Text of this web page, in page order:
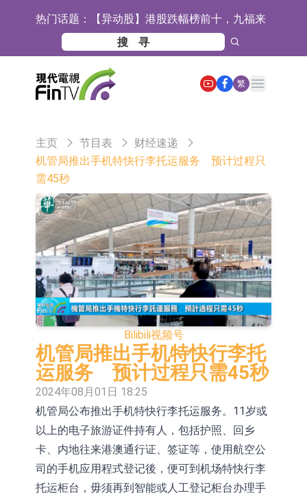
热门话题： 【异动股】港股跌幅榜前十，九福来
(08611.HK)跌21.43%，天瑞汽车内饰
(06162.HK)跌18.44%
【异动股】港股涨幅榜前十，佳明集
团控股(01271.HK)涨+78.22%，拿森
科技(02261.HK)涨+64.11%
斯迪克：公司为国内折叠屏核心功能
材料供应商
恒瑞医药：公司已在中国获批上市26
目标客户的测试认证
上期所：7月份对11个实际控制关系
江总部物业服务项目
亚太股份：公司是零跑汽车和
Stellantis集团的供应商
理工雷科面向边缘AI场景推出"山
海"系列智算模组 系列产品基于国产
CPU与GPU构建
【异动股】医疗研发外包板块拉升，
博腾股份(300363.CN)涨20.02%
日韩股市收盘双双下跌
依米康：海外交付以东南亚、中东市
场为主 并已取得欧美相关认证
上交所：财通多策略福鑫定期开放灵
活配置混合型发起式证券投资基金临
时停牌
上交所：景顺长城全球半导体芯片产
业股票型证券投资基金临时停牌
【异动股】港股跌幅榜前十，卡森国
际(00496.HK)跌22.40%，九福来
(08611.HK)跌21.01%
【异动股】港股涨幅榜前十，拿森科
技(02261.HK)涨+75.05%，辰兴发展
(02286.HK)涨+64.91%
神火股份：新疆神火铝水转化率已
100%
【异动股】焦炭Ⅲ板块下挫，陕西黑
繁
Open main menu
主页 节目表
财经速递
机管局推出手机特快行李托运服务 预计过程只
需45秒
Bilibili视频号
机管局推出手机特快行李托
运服务 预计过程只需45秒
2024年08月01日 18:25
机管局公布推出手机特快行李托运服务。11岁或
以上的电子旅游证件持有人，包括护照、回乡
卡、内地往来港澳通行证、签证等，使用航空公
司的手机应用程式登记後，便可到机场特快行李
托运柜台，毋须再到智能或人工登记柜台办理手